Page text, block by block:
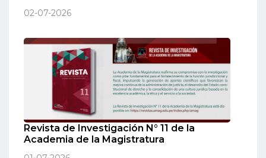
02-07-2026
Revista de Investigación N° 11 de la
Academia de la Magistratura